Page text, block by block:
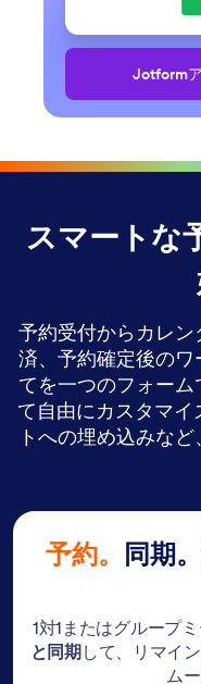
Jotform
スマートな
予約受付からカレ
済、予約確定後の
てを一つのフォー
て自由にカスタマ
トへの埋め込みな
予約。 同期
1対1またはグループ
と同期して、リマイ
ム